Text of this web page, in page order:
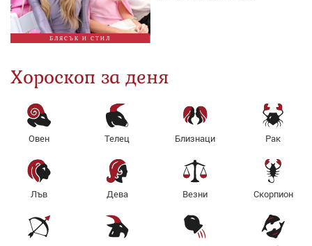
БЛЯСЪК И СТИЛ
Хороскоп за деня
Овен Телец Близнаци Рак
Лъв Дева Везни Скорпион